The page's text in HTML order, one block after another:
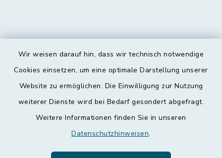
Wir weisen darauf hin, dass wir technisch notwendige
Cookies einsetzen, um eine optimale Darstellung unserer
Website zu ermöglichen. Die Einwilligung zur Nutzung
weiterer Dienste wird bei Bedarf gesondert abgefragt.
Weitere Informationen finden Sie in unseren
Datenschutzhinweisen.
Kontakt
Datenschutz